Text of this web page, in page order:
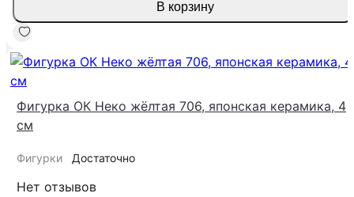
В корзину
Фигурка ОК Неко жёлтая 706, японская керамика, 4
см
Фигурки Достаточно
Нет отзывов